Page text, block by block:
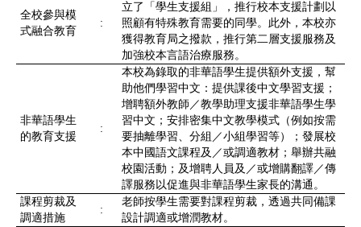
全校參與模
式融合教育
:
立了「學生支援組」，推行校本支援計劃以
照顧有特殊教育需要的同學。此外，本校亦
獲得教育局之撥款，推行第二層支援服務及
加強校本言語治療服務。
非華語學生
的教育支援
:
本校為錄取的非華語學生提供額外支援，幫
助他們學習中文：提供課後中文學習支援；
增聘額外教師／教學助理支援非華語學生學
習中文；安排密集中文教學模式（例如按需
要抽離學習、分組／小組學習等）；發展校
本中國語文課程及／或調適教材；舉辦共融
校園活動；及增聘人員及／或增購翻譯／傳
譯服務以促進與非華語學生家長的溝通。
課程剪裁及
調適措施
:
老師按學生需要對課程剪裁，透過共同備課
設計調適或增潤教材。